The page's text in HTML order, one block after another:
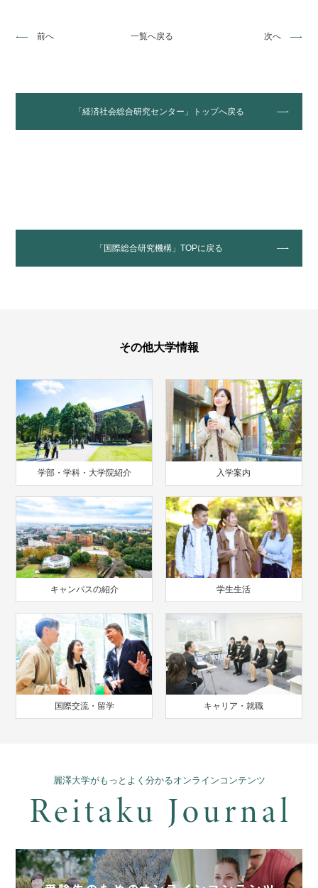
前へ 一覧へ戻る 次へ
「経済社会総合研究センター」トップへ戻る
「国際総合研究機構」TOPに戻る
その他大学情報
学部・学科・大学院紹介 入学案内
キャンパスの紹介 学生生活
国際交流・留学 キャリア・就職
麗澤大学がもっとよく分かるオンラインコンテンツ